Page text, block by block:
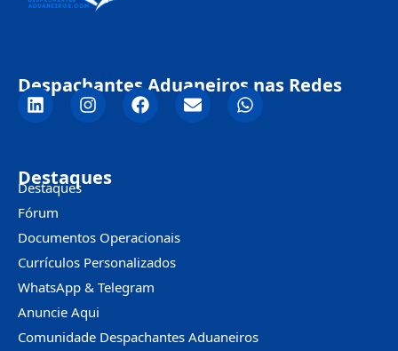
Despachantes Aduaneiros nas Redes
Destaques
Destaques
Fórum
Documentos Operacionais
Currículos Personalizados
WhatsApp & Telegram
Anuncie Aqui
Comunidade Despachantes Aduaneiros